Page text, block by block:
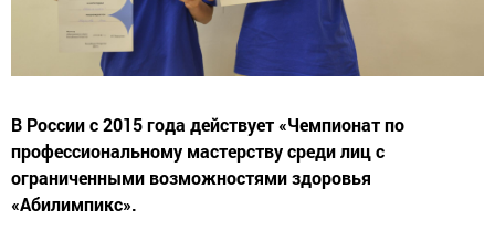
В России с 2015 года действует «Чемпионат по
профессиональному мастерству среди лиц с
ограниченными возможностями здоровья
«Абилимпикс».